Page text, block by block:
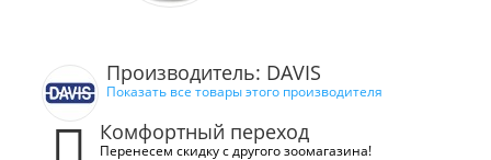
Производитель: DAVIS
Показать все товары этого производителя
Комфортный переход
Перенесем скидку с другого зоомагазина!